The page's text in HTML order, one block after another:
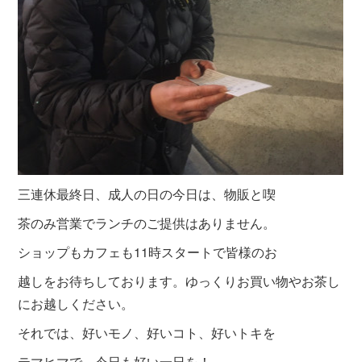
三連休最終日、成人の日の今日は、物販と喫
茶のみ営業でランチのご提供はありません。
ショップもカフェも11時スタートで皆様のお
越しをお待ちしております。ゆっくりお買い物やお茶し
にお越しください。
それでは、好いモノ、好いコト、好いトキを